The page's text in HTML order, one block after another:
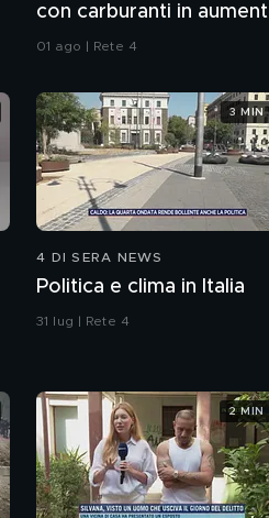
con carburanti in
01 ago | Rete 4
4 DI SERA NEWS
Politica e clima in Italia
31 lug | Rete 4
3 MIN
2 MIN